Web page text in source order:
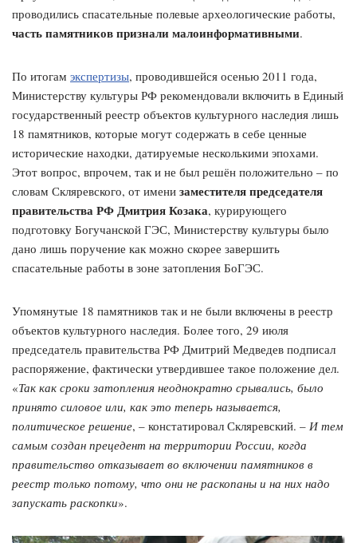
проводились спасательные полевые археологические работы,
часть памятников признали малоинформативными.
По итогам экспертизы, проводившейся осенью 2011 года,
Министерству культуры РФ рекомендовали включить в Единый
государственный реестр объектов культурного наследия лишь
18 памятников, которые могут содержать в себе ценные
исторические находки, датируемые несколькими эпохами.
Этот вопрос, впрочем, так и не был решён положительно – по
словам Скляревского, от имени заместителя председателя
правительства РФ Дмитрия Козака, курирующего
подготовку Богучанской ГЭС, Министерству культуры было
дано лишь поручение как можно скорее завершить
спасательные работы в зоне затопления БоГЭС.
Упомянутые 18 памятников так и не были включены в реестр
объектов культурного наследия. Более того, 29 июля
председатель правительства РФ Дмитрий Медведев подписал
распоряжение, фактически утвердившее такое положение дел.
«Так как сроки затопления неоднократно срывались, было
принято силовое или, как это теперь называется,
политическое решение, – констатировал Скляревский. – И тем
самым создан прецедент на территории России, когда
правительство отказывает во включении памятников в
реестр только потому, что они не раскопаны и на них надо
запускать раскопки».